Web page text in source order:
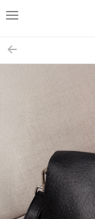
메